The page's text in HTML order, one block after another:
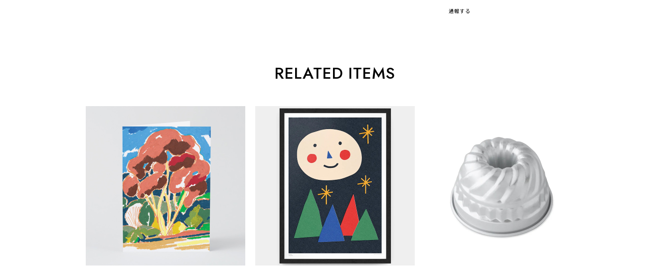
通報する
RELATED ITEMS